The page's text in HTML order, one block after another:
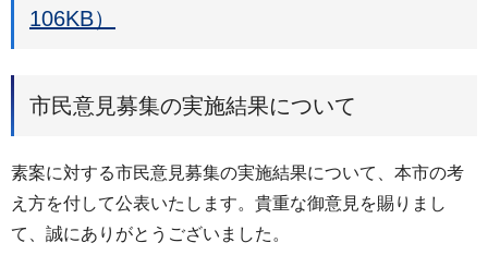
106KB）
市民意見募集の実施結果について
素案に対する市民意見募集の実施結果について、本市の考
え方を付して公表いたします。貴重な御意見を賜りまし
て、誠にありがとうございました。